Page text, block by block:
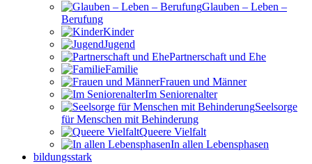
Glauben – Leben –
Berufung
Kinder
Jugend
Partnerschaft und Ehe
Familie
Frauen und Männer
Im Seniorenalter
Seelsorge
für Menschen mit Behinderung
Queere Vielfalt
In allen Lebensphasen
bildungsstark